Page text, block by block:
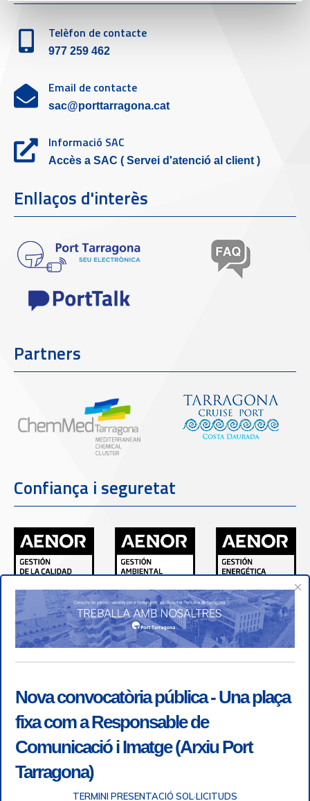
Telèfon de contacte
977 259 462
Email de contacte
sac@porttarragona.cat
Informació SAC
Accès a SAC ( Servei d'atenció al client )
Enllaços d'interès
Partners
Confiança i seguretat
×
Nova convocatòria pública - Una plaça
fixa com a Responsable de
Comunicació i Imatge (Arxiu Port
Tarragona)
TERMINI PRESENTACIÓ SOL·LICITUDS